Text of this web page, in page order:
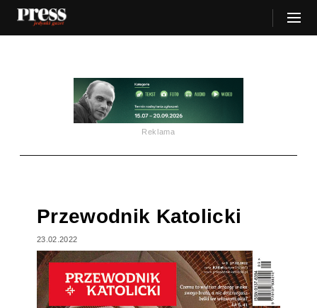
Reklama
Przewodnik Katolicki
23.02.2022